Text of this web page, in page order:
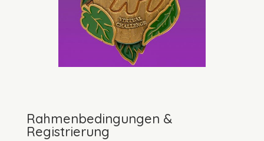
Rahmenbedingungen &
Registrierung